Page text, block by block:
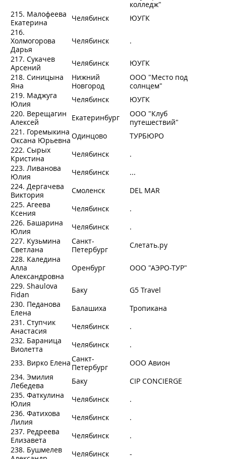
колледж"
215. Малофеева
Екатерина
Челябинск
ЮУГК
216.
Холмогорова
Дарья
Челябинск
.
217. Сукачев
Арсений
Челябинск
ЮУГК
218. Синицына
Яна
Нижний
Новгород
ООО "Место под
солнцем"
219. Маджуга
Юлия
Челябинск
ЮУГК
220. Верещагин
Алексей
Екатеринбург
OOO "Клуб
путешествий"
221. Горемыкина
Оксана ЮрьевнаОдинцово
ТУРБЮРО
222. Сырых
Кристина
Челябинск
.
223. Ливанова
Юлия
Челябинск
...
224. Дергачева
Виктория
Смоленск
DEL MAR
225. Агеева
Ксения
Челябинск
.
226. Башарина
Юлия
Челябинск
.
227. Кузьмина
Светлана
Санкт-
Петербург
Слетать.ру
228. Каледина
Алла
Александровна
Оренбург
ООО "АЭРО-ТУР"
229. Shaulova
Fidan
Баку
G5 Travel
230. Педанова
Елена
Балашиха
Тропикана
231. Ступчик
Анастасия
Челябинск
.
232. Бараница
Виолетта
Челябинск
.
233. Вирко ЕленаСанкт-
Петербург
ООО Авион
234. Эмилия
Лебедева
Баку
CIP CONCIERGE
235. Фаткулина
Юлия
Челябинск
.
236. Фатихова
Лилия
Челябинск
.
237. Редреева
Елизавета
Челябинск
.
238. Бушмелев
Челябинск
-